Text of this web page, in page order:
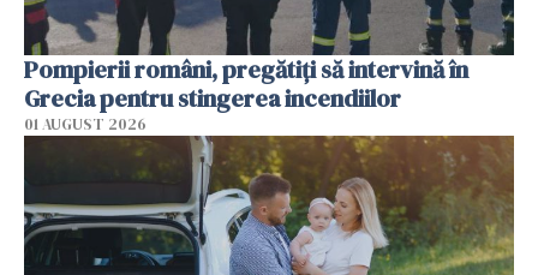
Pompierii români, pregătiţi să intervină în
Grecia pentru stingerea incendiilor
01 AUGUST 2026